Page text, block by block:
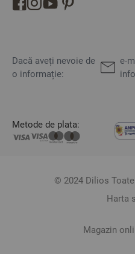
Dacă aveți nevoie de
o informație:
e-
Metode de plata:
© 2024 Dilios
Harta
Magazin